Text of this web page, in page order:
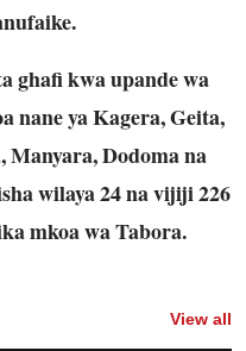
ghafi kwa upande wa
nane ya Kagera, Geita,
Manyara, Dodoma na
wilaya 24 na vijiji 226
mkoa wa Tabora.
View all